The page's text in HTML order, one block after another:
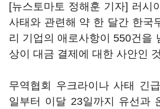
[뉴스토마토 정해훈 기자] 러시
사태와 관련해 약 한 달간 한국
리 기업의 애로사항이 550건을
상이 대금 결제에 대한 사안인
무역협회 우크라이나 사태 긴
일부터 이달 23일까지 유선과